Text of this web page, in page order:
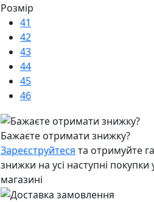
Розмір
41
42
43
44
45
46
Бажаєте отримати знижку?
Зареєструйтеся та отримуйте
знижки на усі наступні
магазині